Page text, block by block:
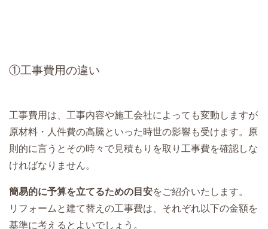
①工事費用の違い
工事費用は、工事内容や施工会社によっても変動しますが
原材料・人件費の高騰といった時世の影響も受けます。原
則的に言うとその時々で見積もりを取り工事費を確認しな
ければなりません。
簡易的に予算を立てるための目安をご紹介いたします。
リフォームと建て替えの工事費は、それぞれ以下の金額を
基準に考えるとよいでしょう。